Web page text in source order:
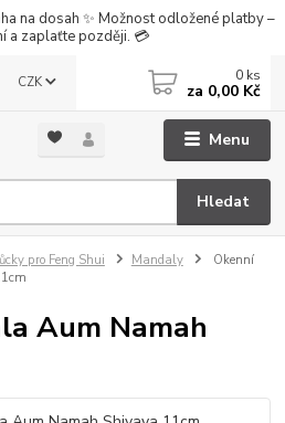
na dosah ✨ Možnost odložené platby –
a zaplaťte později. 💳
Menu
CZK
Hledat
0 ks
za 0,00 Kč
pro Feng Shui Mandaly
Okenní
Aum Namah